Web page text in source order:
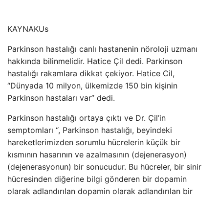
KAYNAKUs
Parkinson hastalığı canlı hastanenin nöroloji uzmanı
hakkında bilinmelidir. Hatice Çil dedi. Parkinson
hastalığı rakamlara dikkat çekiyor. Hatice Cil,
“Dünyada 10 milyon, ülkemizde 150 bin kişinin
Parkinson hastaları var” dedi.
Parkinson hastalığı ortaya çıktı ve Dr. Çil’in
semptomları “, Parkinson hastalığı, beyindeki
hareketlerimizden sorumlu hücrelerin küçük bir
kısmının hasarının ve azalmasının (dejenerasyon)
(dejenerasyonun) bir sonucudur. Bu hücreler, bir sinir
hücresinden diğerine bilgi gönderen bir dopamin
olarak adlandırılan dopamin olarak adlandırılan bir